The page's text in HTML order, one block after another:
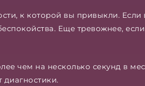
к которой вы привыкли.
Еще тревожнее,
чем на несколько секунд в
диагностики.